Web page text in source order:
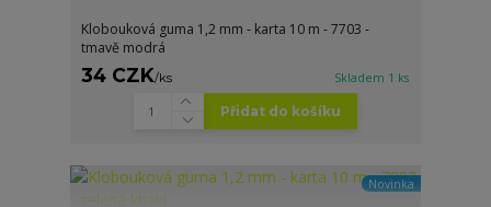
Klobouková guma 1,2 mm - karta 10 m - 7703 -
tmavě modrá
34 CZK/ks Skladem 1 ks
Přidat do košíku
Novinka